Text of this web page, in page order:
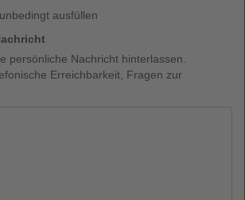
ausfüllen
persönliche Nachricht hinterlassen.
Erreichbarkeit, Fragen zur